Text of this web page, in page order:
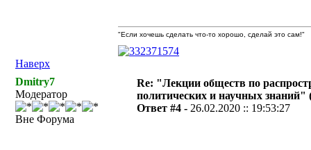
Наверх
"Если хочешь сделать что-то хорошо, сделай это сам!"
Dmitry7
Модератор
Вне Форума
Re: "Лекции обществ по
политических и научных
Ответ #4 - 26.02.2020 :: 19:53:27